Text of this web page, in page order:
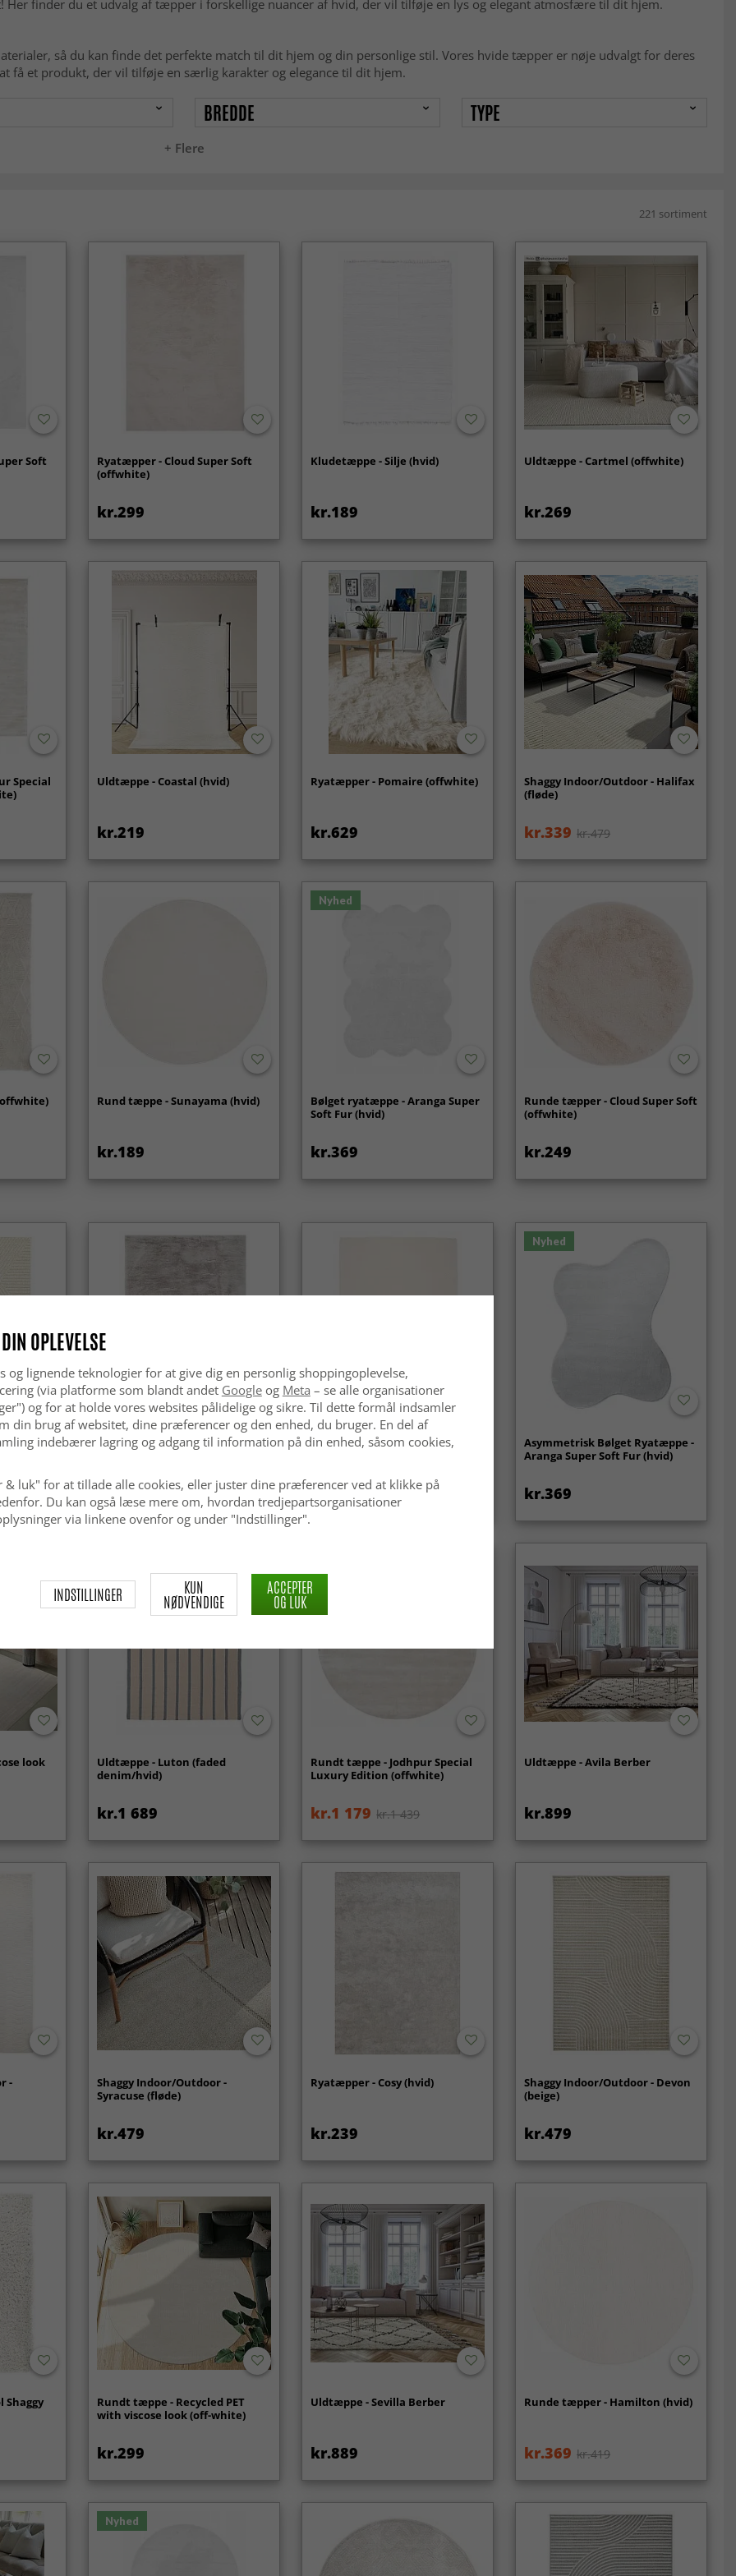
finder du et udvalg af tæpper i forskellige nuancer af hvid, der vil tilføje en lys og elegant atmosfære til dit hjem.
så du kan finde det perfekte match til dit hjem og din personlige stil. Vores hvide tæpper er nøje udvalgt for deres
få et produkt, der vil tilføje en særlig karakter og elegance til dit hjem.
+ Flere
BREDDE TYPE
221 sortiment
Soft
Ryatæpper - Cloud Super Soft
(offwhite)
kr.299
Kludetæppe - Silje (hvid)
kr.189
Uldtæppe - Cartmel (offwhite)
kr.269
Special
Uldtæppe - Coastal (hvid)
kr.219
Ryatæpper - Pomaire (offwhite)
kr.629
Shaggy Indoor/Outdoor - Halifax
(fløde)
kr.339 kr.479
Rund tæppe - Sunayama (hvid)
kr.189
Nyhed
Bølget ryatæppe - Aranga Super
Soft Fur (hvid)
kr.369
Runde tæpper - Cloud Super Soft
(offwhite)
kr.249
- Ithaca
Ryatæpper - Cloud Super Soft
kr.299
Uldtæppe - Otago (hvid)
kr.819
Nyhed
Asymmetrisk Bølget Ryatæppe -
Aranga Super Soft Fur (hvid)
kr.369
look
Uldtæppe - Luton (faded
denim/hvid)
kr.1 689
Rundt tæppe - Jodhpur Special
Luxury Edition (offwhite)
kr.1 179 kr.1 439
Uldtæppe - Avila Berber
kr.899
-
Shaggy Indoor/Outdoor -
Syracuse (fløde)
kr.479
Ryatæpper - Cosy (hvid)
kr.239
Shaggy Indoor/Outdoor - Devon
(beige)
kr.479
Shaggy
Rundt tæppe - Recycled PET
with viscose look (off-white)
kr.299
Uldtæppe - Sevilla Berber
kr.889
Runde tæpper - Hamilton (hvid)
kr.369 kr.419
Nyhed
OPLEVELSE
og lignende teknologier for at give dig en personlig shoppingoplevelse,
(via platforme som blandt andet Googleog Meta – se alle organisationer
og for at holde vores websites pålidelige og sikre. Til dette formål indsamler
din brug af websitet, dine præferencer og den enhed, du bruger. En del af
indebærer lagring og adgang til information på din enhed, såsom cookies,
& luk" for at tillade alle cookies, eller juster dine præferencer ved at klikke på
Du kan også læse mere om, hvordan tredjepartsorganisationer
via linkene ovenfor og under "Indstillinger".
INDSTILLINGER KUN
NØDVENDIGE
ACCEPTER
OG LUK